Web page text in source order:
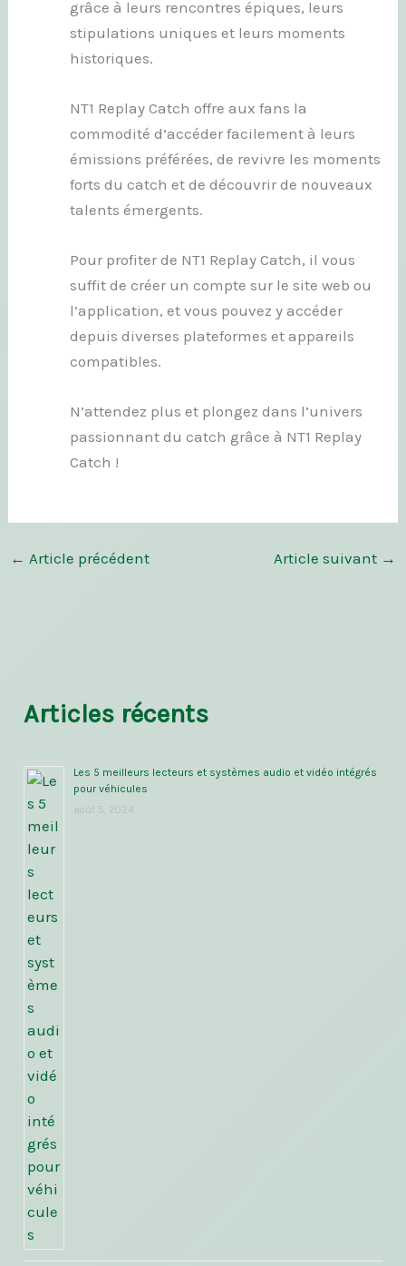
grâce à leurs rencontres épiques, leurs
stipulations uniques et leurs moments
historiques.
NT1 Replay Catch offre aux fans la
commodité d’accéder facilement à leurs
émissions préférées, de revivre les moments
forts du catch et de découvrir de nouveaux
talents émergents.
Pour profiter de NT1 Replay Catch, il vous
suffit de créer un compte sur le site web ou
l’application, et vous pouvez y accéder
depuis diverses plateformes et appareils
compatibles.
N’attendez plus et plongez dans l’univers
passionnant du catch grâce à NT1 Replay
Catch !
← Article précédent Article suivant →
Articles récents
Les 5 meilleurs lecteurs et systèmes audio et vidéo intégrés
pour véhicules
août 5, 2024